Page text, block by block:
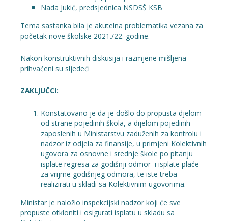
Nada Jukić, predsjednica NSDSŠ KSB
Tema sastanka bila je akutelna problematika vezana za
početak nove školske 2021./22. godine.
Nakon konstruktivnih diskusija i razmjene mišljena
prihvaćeni su sljedeći
ZAKLJUČCI:
Konstatovano je da je došlo do propusta djelom
od strane pojedinih škola, a dijelom pojedinih
zaposlenih u Ministarstvu zaduženih za kontrolu i
nadzor iz odjela za finansije, u primjeni Kolektivnih
ugovora za osnovne i srednje škole po pitanju
isplate regresa za godišnji odmor i isplate plaće
za vrijme godišnjeg odmora, te iste treba
realizirati u skladi sa Kolektivnim ugovorima.
Ministar je naložio inspekcijski nadzor koji će sve
propuste otkloniti i osigurati isplatu u skladu sa